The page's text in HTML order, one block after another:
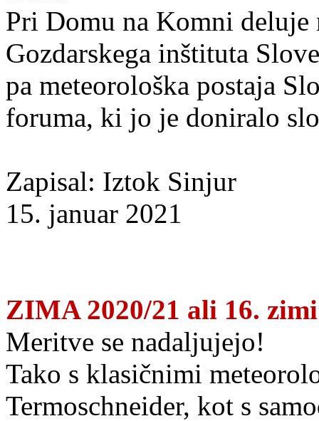
Pri Domu na Komni deluje
Gozdarskega inštituta
pa meteorološka postaja
foruma, ki jo je doniralo
Zapisal: Iztok Sinjur
15. januar 2021
ZIMA 2020/21 ali 16.
Meritve se nadaljujejo!
Tako s klasičnimi
Termoschneider, kot s